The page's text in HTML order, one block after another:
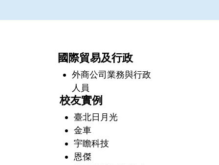
國際貿易及行政
外商公司業務與行政
人員
校友實例
臺北日月光
金車
宇瞻科技
恩傑